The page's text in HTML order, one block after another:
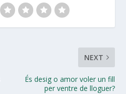
NEXT
És desig o amor voler un fill
per ventre de lloguer?